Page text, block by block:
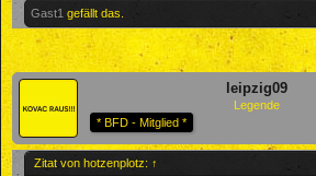
Gast1 gefällt das.
leipzig09
Legende
* BFD - Mitglied *
Zitat von hotzenplotz: ↑